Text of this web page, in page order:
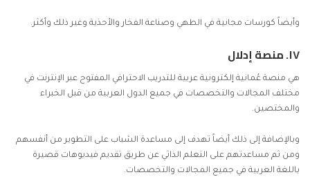
وأيضاً كورسات مجانية في الطهي وصناعة الفخار والأحذية وغير ذلك وأكثر.
١٧. منصة إدلال
هي منصة عُمانية إلكترونية عربية للتدريب الاحترافي المفتوح عبر الإنترنت في
مختلف المجالات والتخصصات في جميع الدول العربية من قبل الخبراء
والمختصين.
وبالإضافة إلى ذلك أيضاً تهدف إلى مساعدة الشباب على التطوير من أنفسهم
ومن ثم مساعدتهم على التعلم الذاتي عن طريق تقديم فيديوهات قصيرة
باللغة العربية في جميع المجالات والتخصصات.